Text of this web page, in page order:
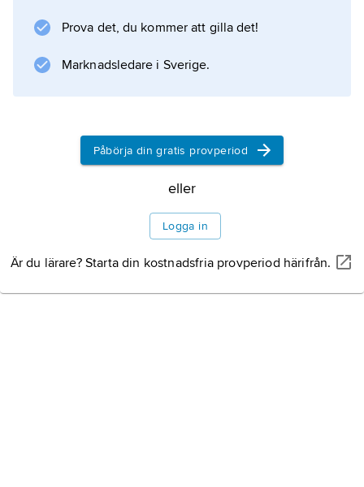
Prova det, du kommer att gilla det!
Marknadsledare i Sverige.
Påbörja din gratis provperiod
eller
Logga in
Är du lärare? Starta din kostnadsfria provperiod härifrån.